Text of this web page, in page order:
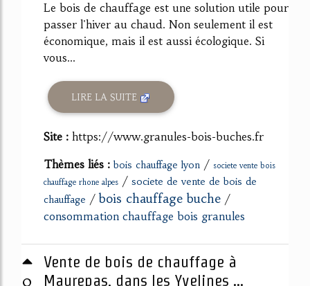
Le bois de chauffage est une solution utile pour
passer l'hiver au chaud. Non seulement il est
économique, mais il est aussi écologique. Si
vous...
LIRE LA SUITE
Site : https://www.granules-bois-buches.fr
Thèmes liés : bois chauffage lyon / societe vente bois
chauffage rhone alpes / societe de vente de bois de
chauffage / bois chauffage buche /
consommation chauffage bois granules
0
Vente de bois de chauffage à
Maurepas, dans les Yvelines ...